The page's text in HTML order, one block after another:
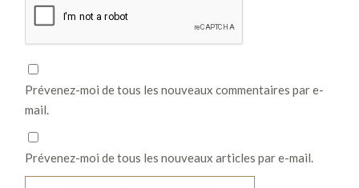
Prévenez-moi de tous les nouveaux commentaires par e-
mail.
Prévenez-moi de tous les nouveaux articles par e-mail.